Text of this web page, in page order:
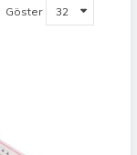
Göster